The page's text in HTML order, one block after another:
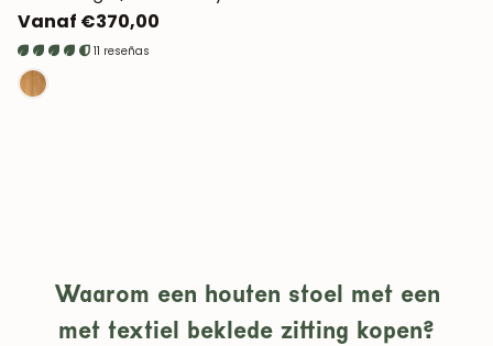
Normale
prijs
Vanaf €370,00
11 reseñas
Waarom een houten stoel met een
met textiel beklede zitting kopen?